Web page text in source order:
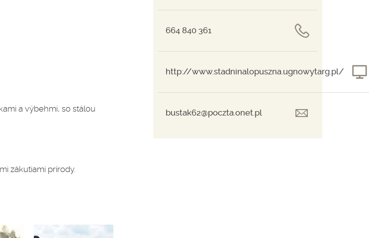
a výbehmi, so stálou
zákutiami prírody.
664 840 361
http://www.stadninalopuszna.ugnowytarg.pl/
bustak62@poczta.onet.pl